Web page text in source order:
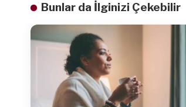
Bunlar da İlginizi Çekebilir